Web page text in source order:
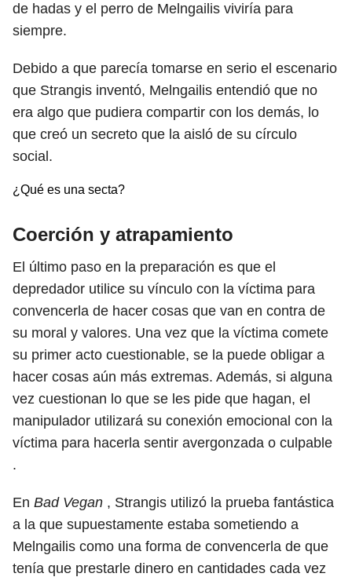
de hadas y el perro de Melngailis viviría para
siempre.
Debido a que parecía tomarse en serio el escenario
que Strangis inventó, Melngailis entendió que no
era algo que pudiera compartir con los demás, lo
que creó un secreto que la aisló de su círculo
social.
¿Qué es una secta?
Coerción y atrapamiento
El último paso en la preparación es que el
depredador utilice su vínculo con la víctima para
convencerla de hacer cosas que van en contra de
su moral y valores. Una vez que la víctima comete
su primer acto cuestionable, se la puede obligar a
hacer cosas aún más extremas. Además, si alguna
vez cuestionan lo que se les pide que hagan, el
manipulador utilizará su conexión emocional con la
víctima para hacerla sentir avergonzada o culpable
.
En Bad Vegan , Strangis utilizó la prueba fantástica
a la que supuestamente estaba sometiendo a
Melngailis como una forma de convencerla de que
tenía que prestarle dinero en cantidades cada vez